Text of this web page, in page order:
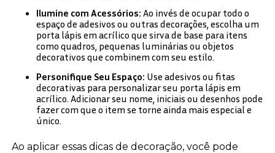
Ilumine com Acessórios: Ao invés de ocupar todo o
espaço de adesivos ou outras decorações, escolha um
porta lápis em acrílico que sirva de base para itens
como quadros, pequenas luminárias ou objetos
decorativos que combinem com seu estilo.
Personifique Seu Espaço: Use adesivos ou fitas
decorativas para personalizar seu porta lápis em
acrílico. Adicionar seu nome, iniciais ou desenhos pode
fazer com que o item se torne ainda mais especial e
único.
Ao aplicar essas dicas de decoração, você pode